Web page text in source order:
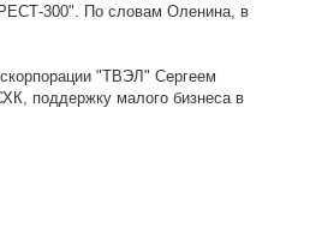
300". По словам Оленина, в
"ТВЭЛ" Сергеем
поддержку малого бизнеса в